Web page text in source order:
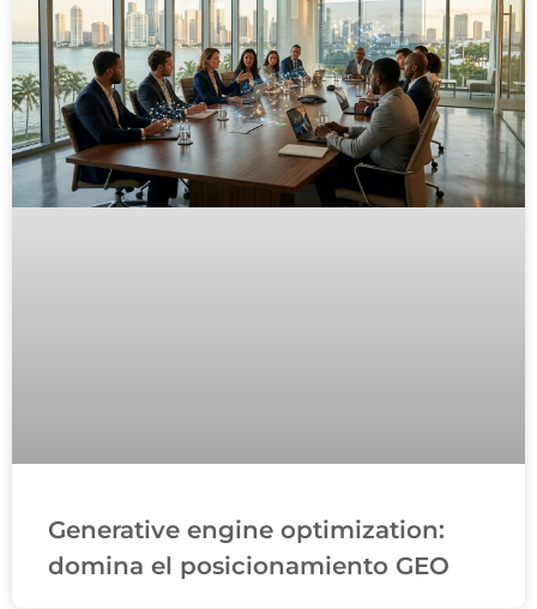
Generative engine optimization:
domina el posicionamiento GEO